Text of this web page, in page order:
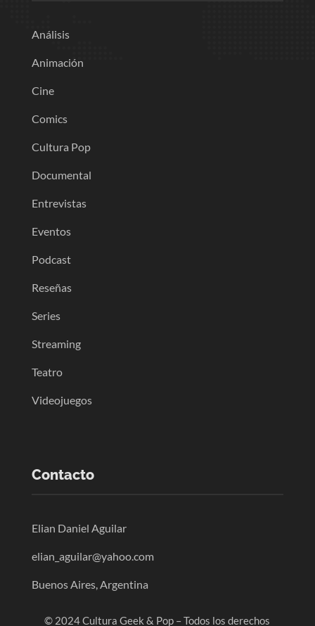
Análisis
Animación
Cine
Comics
Cultura Pop
Documental
Entrevistas
Eventos
Podcast
Reseñas
Series
Streaming
Teatro
Videojuegos
Contacto
Elian Daniel Aguilar
elian_aguilar@yahoo.com
Buenos Aires, Argentina
© 2024 Cultura Geek & Pop – Todos los derechos